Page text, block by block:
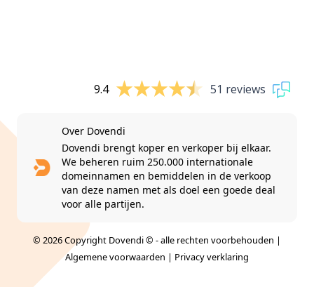
9.4 51 reviews
Over Dovendi
Dovendi brengt koper en verkoper bij elkaar.
We beheren ruim 250.000 internationale
domeinnamen en bemiddelen in de verkoop
van deze namen met als doel een goede deal
voor alle partijen.
© 2026 Copyright Dovendi © - alle rechten voorbehouden |
Algemene voorwaarden | Privacy verklaring